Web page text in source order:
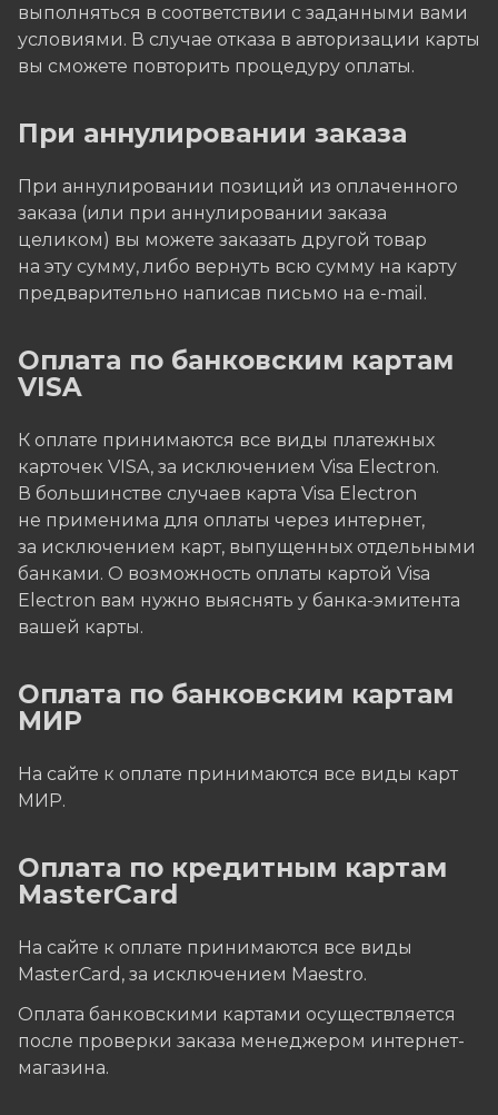
выполняться в соответствии с заданными вами
условиями. В случае отказа в авторизации карты
вы сможете повторить процедуру оплаты.
При аннулировании заказа
При аннулировании позиций из оплаченного
заказа (или при аннулировании заказа
целиком) вы можете заказать другой товар
на эту сумму, либо вернуть всю сумму на карту
предварительно написав письмо на e-mail.
Оплата по банковским картам
VISA
К оплате принимаются все виды платежных
карточек VISA, за исключением Visa Electron.
В большинстве случаев карта Visa Electron
не применима для оплаты через интернет,
за исключением карт, выпущенных отдельными
банками. О возможность оплаты картой Visa
Electron вам нужно выяснять у банка-эмитента
вашей карты.
Оплата по банковским картам
МИР
На сайте к оплате принимаются все виды карт
МИР.
Оплата по кредитным картам
MasterCard
На сайте к оплате принимаются все виды
MasterCard, за исключением Maestro.
Оплата банковскими картами осуществляется
после проверки заказа менеджером интернет-
магазина.